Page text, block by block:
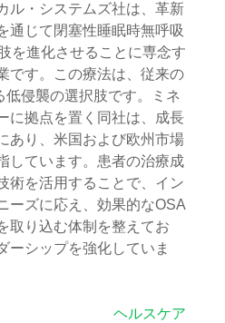
ル・システムズ社は、革新
通じて閉塞性睡眠時無呼吸
を進化させることに専念す
です。この療法は、従来の
侵襲の選択肢です。ミネ
に拠点を置く同社は、成長
あり、米国および欧州市場
しています。患者の治療成
術を活用することで、イン
ーズに応え、効果的なOSA
取り込む体制を整えてお
ーシップを強化していま
ヘルスケア